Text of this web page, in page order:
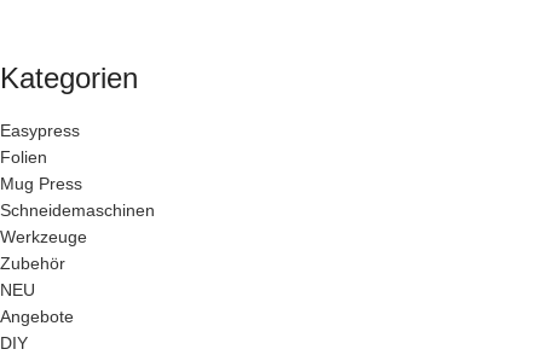
Kategorien
Easypress
Folien
Mug Press
Schneidemaschinen
Werkzeuge
Zubehör
NEU
Angebote
DIY